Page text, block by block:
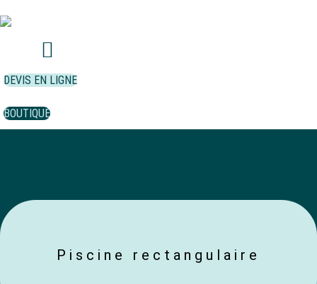
au
DEVIS EN LIGNE
BOUTIQUE
Piscine rectangulaire